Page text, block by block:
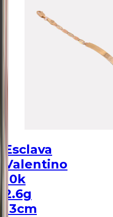
Esclava
Valentino
10k
2.6g
13cm